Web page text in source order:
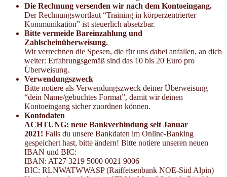
Die Rechnung versenden wir nach dem Kontoeingang.
Der Rechnungswortlaut “Training in körperzentrierter
Kommunikation” ist steuerlich absetzbar.
Bitte vermeide Bareinzahlung und
Zahlscheinüberweisung.
Wir verrechnen die Spesen, die für uns dabei anfallen, an dich
weiter: Erfahrungsgemäß sind das 10 bis 20 Euro pro
Überweisung.
Verwendungszweck
Bitte notiere als Verwendungszweck deiner Überweisung
“dein Name/gebuchtes Format”, damit wir deinen
Kontoeingang sicher zuordnen können.
Kontodaten
ACHTUNG: neue Bankverbindung seit Januar
2021! Falls du unsere Bankdaten im Online-Banking
gespeichert hast, bitte ändern! Bitte notiere unseren neuen
IBAN und BIC:
IBAN: AT27 3219 5000 0021 9006
BIC: RLNWATWWASP (Raiffeisenbank NOE-Süd Alpin)